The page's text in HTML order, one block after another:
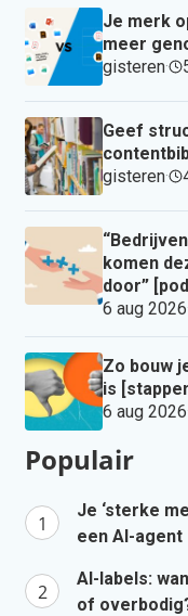
Je merk
meer
gisteren·
Geef
gisteren·
komen
door”
6 aug 2026
Zo bouw
is
6 aug 2026
Populair
Je ‘sterke
een AI-agent
AI-labels:
of